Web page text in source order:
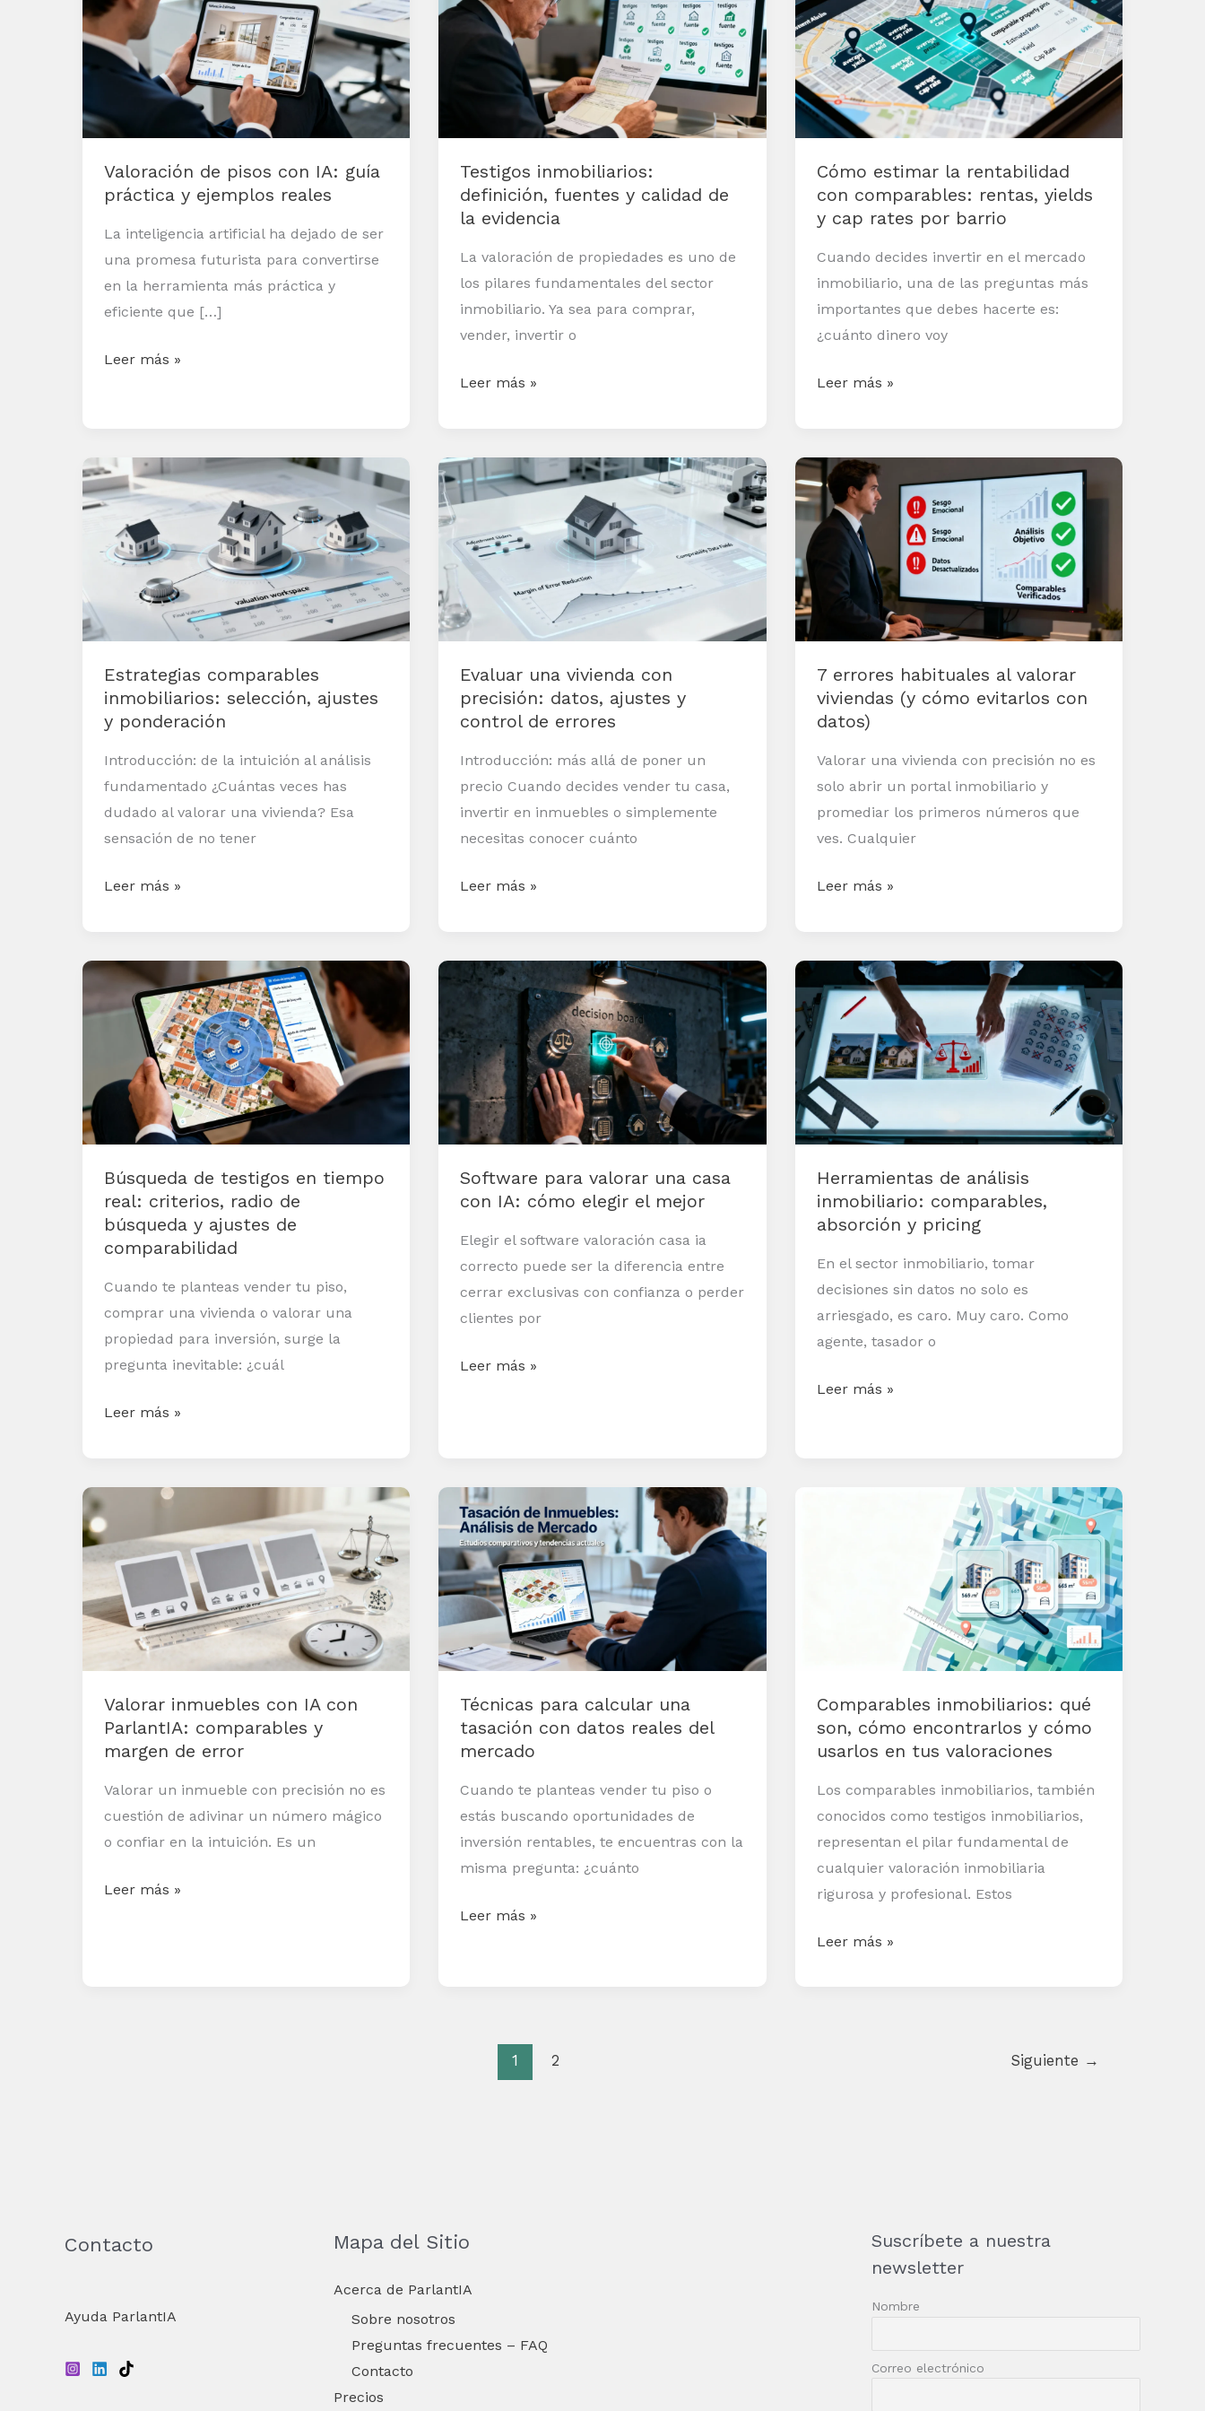
Valoración de pisos con IA: guía
práctica y ejemplos reales
La inteligencia artificial ha dejado de ser
una promesa futurista para convertirse
en la herramienta más práctica y
eficiente que […]
pisos
con
práctica
ejemplos
reales
Leer más »
Testigos inmobiliarios:
definición, fuentes y calidad de
la evidencia
La valoración de propiedades es uno de
los pilares fundamentales del sector
inmobiliario. Ya sea para comprar,
vender, invertir o
definición,
fuentes
evidencia
Leer más »
Cómo estimar la rentabilidad
con comparables: rentas, yields
y cap rates por barrio
Cuando decides invertir en el mercado
inmobiliario, una de las preguntas más
importantes que debes hacerte es:
¿cuánto dinero voy
la
rentabilidad
con
comparables:
rentas,
y
cap
rates
por
barrio
Leer más »
Estrategias comparables
inmobiliarios: selección, ajustes
y ponderación
Introducción: de la intuición al análisis
fundamentado ¿Cuántas veces has
dudado al valorar una vivienda? Esa
sensación de no tener
Estrategias
comparables
inmobiliarios:
selección,
ponderación
Leer más »
Evaluar una vivienda con
precisión: datos, ajustes y
control de errores
Introducción: más allá de poner un
precio Cuando decides vender tu casa,
invertir en inmuebles o simplemente
necesitas conocer cuánto
Evaluar
una
con
precisión:
datos,
ajustes
control
de
errores
Leer más »
7 errores habituales al valorar
viviendas (y cómo evitarlos con
datos)
Valorar una vivienda con precisión no es
solo abrir un portal inmobiliario y
promediar los primeros números que
ves. Cualquier
7
errores
habituales
valorar
viviendas
evitarlos
con
datos)
Leer más »
Búsqueda de testigos en tiempo
real: criterios, radio de
búsqueda y ajustes de
comparabilidad
Cuando te planteas vender tu piso,
comprar una vivienda o valorar una
propiedad para inversión, surge la
pregunta inevitable: ¿cuál
Búsqueda
testigos
tiempo
real:
criterios,
de
búsqueda
y
ajustes
de
comparabilidad
Leer más »
Software para valorar una casa
con IA: cómo elegir el mejor
Elegir el software valoración casa ia
correcto puede ser la diferencia entre
cerrar exclusivas con confianza o perder
clientes por
Software
para
una
casa
con
IA:
elegir
el
mejor
Leer más »
Herramientas de análisis
inmobiliario: comparables,
absorción y pricing
En el sector inmobiliario, tomar
decisiones sin datos no solo es
arriesgado, es caro. Muy caro. Como
agente, tasador o
Herramientas
de
análisis
inmobiliario:
comparables,
absorción
y
Leer más »
Valorar inmuebles con IA con
ParlantIA: comparables y
margen de error
Valorar un inmueble con precisión no es
cuestión de adivinar un número mágico
o confiar en la intuición. Es un
inmuebles
con
ParlantIA:
comparables
margen
de
error
Leer más »
Técnicas para calcular una
tasación con datos reales del
mercado
Cuando te planteas vender tu piso o
estás buscando oportunidades de
inversión rentables, te encuentras con la
misma pregunta: ¿cuánto
Técnicas
para
calcular
una
tasación
con
datos
del
mercado
Leer más »
Comparables inmobiliarios: qué
son, cómo encontrarlos y cómo
usarlos en tus valoraciones
Los comparables inmobiliarios, también
conocidos como testigos inmobiliarios,
representan el pilar fundamental de
cualquier valoración inmobiliaria
rigurosa y profesional. Estos
usarlos
en
tus
valoraciones
Leer más »
1 2 Siguiente →
Contacto
Ayuda ParlantIA
Mapa del Sitio
Acerca de ParlantIA
Sobre nosotros
Preguntas frecuentes – FAQ
Contacto
Precios
Suscríbete a nuestra
newsletter
Nombre
Correo electrónico